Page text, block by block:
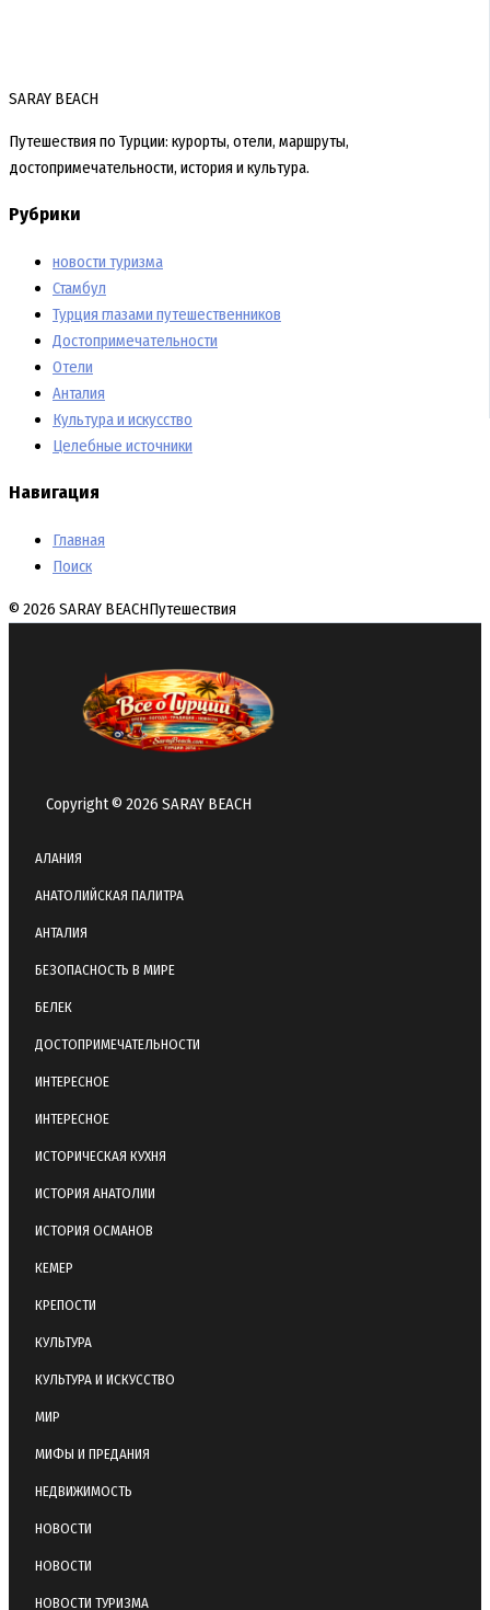
SARAY BEACH
Путешествия по Турции: курорты, отели, маршруты,
достопримечательности, история и культура.
Рубрики
новости туризма
Стамбул
Турция глазами путешественников
Достопримечательности
Отели
Анталия
Культура и искусство
Целебные источники
Навигация
Главная
Поиск
© 2026 SARAY BEACHПутешествия
Copyright © 2026 SARAY BEACH
АЛАНИЯ
АНАТОЛИЙСКАЯ ПАЛИТРА
АНТАЛИЯ
БЕЗОПАСНОСТЬ В МИРЕ
БЕЛЕК
ДОСТОПРИМЕЧАТЕЛЬНОСТИ
ИНТЕРЕСНОЕ
ИНТЕРЕСНОЕ
ИСТОРИЧЕСКАЯ КУХНЯ
ИСТОРИЯ АНАТОЛИИ
ИСТОРИЯ ОСМАНОВ
КЕМЕР
КРЕПОСТИ
КУЛЬТУРА
КУЛЬТУРА И ИСКУССТВО
МИР
МИФЫ И ПРЕДАНИЯ
НЕДВИЖИМОСТЬ
НОВОСТИ
НОВОСТИ
НОВОСТИ ТУРИЗМА